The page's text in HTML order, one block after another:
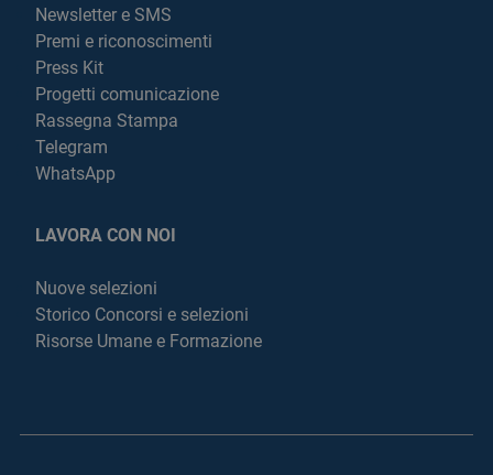
Newsletter e SMS
Premi e riconoscimenti
Press Kit
Progetti comunicazione
Rassegna Stampa
Telegram
WhatsApp
LAVORA CON NOI
Nuove selezioni
Storico Concorsi e selezioni
Risorse Umane e Formazione